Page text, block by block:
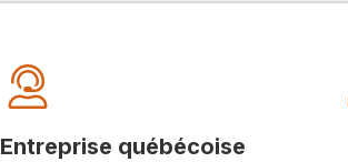
Entreprise québécoise